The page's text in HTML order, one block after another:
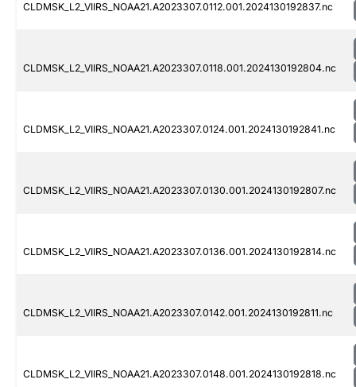
CLDMSK_L2_VIIRS_NOAA21.A2023307.0112.001.2024130192837.nc
CLDMSK_L2_VIIRS_NOAA21.A2023307.0118.001.2024130192804.nc
CLDMSK_L2_VIIRS_NOAA21.A2023307.0124.001.2024130192841.nc
CLDMSK_L2_VIIRS_NOAA21.A2023307.0130.001.2024130192807.nc
CLDMSK_L2_VIIRS_NOAA21.A2023307.0136.001.2024130192814.nc
CLDMSK_L2_VIIRS_NOAA21.A2023307.0142.001.2024130192811.nc
CLDMSK_L2_VIIRS_NOAA21.A2023307.0148.001.2024130192818.nc